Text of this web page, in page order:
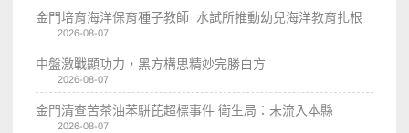
金門培育海洋保育種子教師 水試所推動幼兒海洋教育扎根
2026-08-07
中盤激戰顯功力，黑方構思精妙完勝白方
2026-08-07
金門清查苦茶油苯駢芘超標事件 衛生局：未流入本縣
2026-08-07